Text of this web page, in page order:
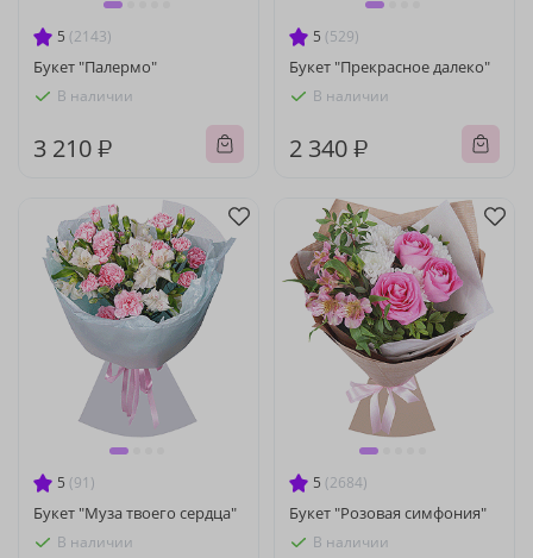
5 (2143)
Букет "Палермо"
В наличии
3 210 ₽
5 (529)
Букет "Прекрасное далеко"
В наличии
2 340 ₽
5 (91)
Букет "Муза твоего сердца"
В наличии
5 (2684)
Букет "Розовая симфония"
В наличии